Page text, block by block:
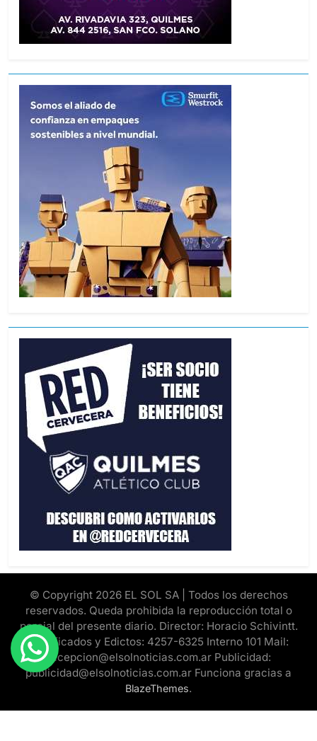
© Copyright 2026 EL SOL SA | Todos los derechos
reservados. Queda prohibida la reproducción total o
parcial del presente diario. Director: Horacio Schivintt.
Clasificados y Edictos: 4257-6325 Interno 101 Mail:
recepcion@elsolnoticias.com.ar Publicidad:
publicidad@elsolnoticias.com.ar Funciona gracias a
BlazeThemes.